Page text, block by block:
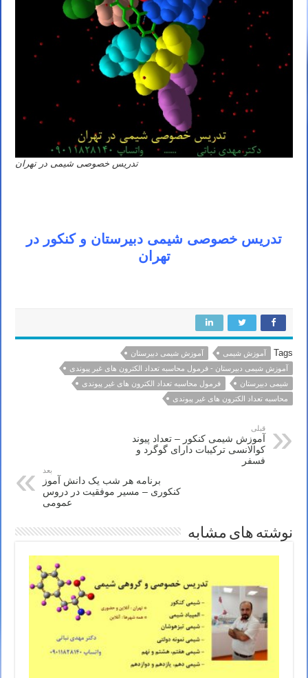
تدریس خصوصی شیمی در تهران
تدریس خصوصی شیمی دبیرستان و کنکور در
تهران
Tags آموزش شیمی
آموزش شیمی دبیرستان
آموزش شیمی دبیرستان - فرمول محاسبه تعداد الکترون های غیر پیوندی
شیمی دبیرستان
فرمول محاسبه تعداد الکترون های غیر پیوندی
محاسبه تعداد الکترون های غیر پیوندی
قبلی
آموزش شیمی کنکور – تعداد پیوند
کوالانسی ترکیبات دارای گوگرد و
فسفر
بعد
برنامه هر شب یک دانش آموز
کنکوری – مسیر موفقیت در دروس
عمومی
نوشته های مشابه